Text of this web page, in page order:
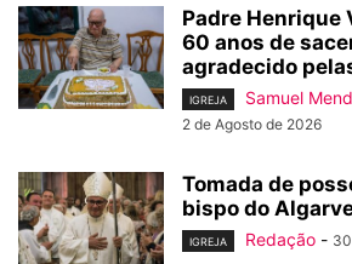
Padre Henrique
60 anos de
agradecido
IGREJA Samuel
2 de Agosto de 2026
Tomada de
bispo do
IGREJA Redação -